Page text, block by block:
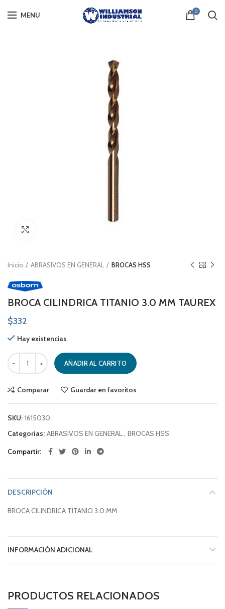
MENU 0
Inicio ABRASIVOS EN GENERAL BROCAS HSS
BROCA CILINDRICA TITANIO 3.0 MM TAUREX
$332
Hay existencias
BROCA CILINDRICA TITANIO 3.0 MM TAUREX cantidad
AÑADIR AL CARRITO
Comparar Guardar en favoritos
SKU: 1615030
Categorías: ABRASIVOS EN GENERAL, BROCAS HSS
Compartir
DESCRIPCIÓN
BROCA CILINDRICA TITANIO 3.0 MM
INFORMACIÓN ADICIONAL
PRODUCTOS RELACIONADOS